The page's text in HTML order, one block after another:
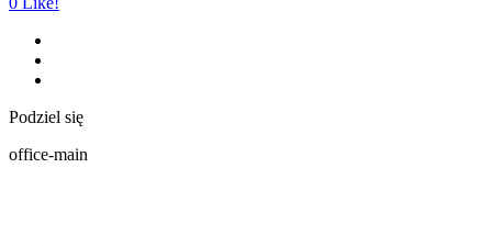
Podziel się
office-main